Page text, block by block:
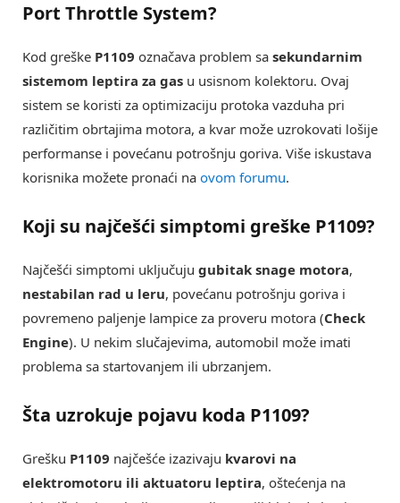
Port Throttle System?
Kod greške P1109 označava problem sa sekundarnim
sistemom leptira za gas u usisnom kolektoru. Ovaj
sistem se koristi za optimizaciju protoka vazduha pri
različitim obrtajima motora, a kvar može uzrokovati lošije
performanse i povećanu potrošnju goriva. Više iskustava
korisnika možete pronaći na ovom forumu.
Koji su najčešći simptomi greške P1109?
Najčešći simptomi uključuju gubitak snage motora,
nestabilan rad u leru, povećanu potrošnju goriva i
povremeno paljenje lampice za proveru motora (Check
Engine). U nekim slučajevima, automobil može imati
problema sa startovanjem ili ubrzanjem.
Šta uzrokuje pojavu koda P1109?
Grešku P1109 najčešće izazivaju kvarovi na
elektromotoru ili aktuatoru leptira, oštećenja na